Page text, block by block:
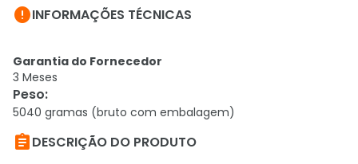
INFORMAÇÕES TÉCNICAS
Garantia do Fornecedor
3 Meses
Peso:
5040 gramas (bruto com embalagem)
DESCRIÇÃO DO PRODUTO